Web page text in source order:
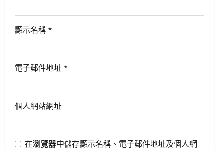
n
顯示名稱*
電子郵件地址*
個人網站網址
在瀏覽器中儲存顯示名稱、電子郵件地址及個人網